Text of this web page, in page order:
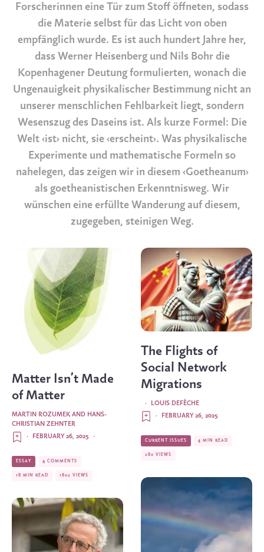
Forscherinnen eine Tür zum Stoff öffneten, sodass
die Materie selbst für das Licht von oben
empfänglich wurde. Es ist auch hundert Jahre her,
dass Werner Heisenberg und Nils Bohr die
Kopenhagener Deutung formulierten, wonach die
Ungenauigkeit physikalischer Bestimmung nicht an
unserer menschlichen Fehlbarkeit liegt, sondern
Wesenszug des Daseins ist. Als kurze Formel: Die
Welt ‹ist› nicht, sie ‹erscheint›. Was physikalische
Experimente und mathematische Formeln so
nahelegen, das zeigen wir in diesem ‹Goetheanum›
als goetheanistischen Erkenntnisweg. Wir
wünschen eine erfüllte Wanderung auf diesem,
zugegeben, steinigen Weg.
Matter Isn’t Made
of Matter
MARTIN ROZUMEK AND HANS-
CHRISTIAN ZEHNTER
·
FEBRUARY 26, 2025
·
ESSAY 4 COMMENTS
18 MIN READ 1802 VIEWS
The Flights of
Social Network
Migrations
LOUIS DEFÈCHE
·
FEBRUARY 26, 2025
·
CURRENT ISSUES 4 MIN READ
280 VIEWS